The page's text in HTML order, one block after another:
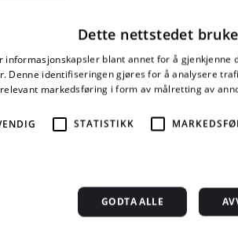
Kuldebroverdier. Isolert ringmur
Kuldebroverdier. Betongvegg mot
Kuldebroverdier. Vegg mot
Kuldebroverdier. Bindingsverk av tre
Kuldebroverdier. Bindingsverk av
Dette nettstedet
informasjonskapsler blant annet for å gjenkjenne
Denne identifiseringen gjøres for å analysere
markedsføring i form av målretting av
STATISTIKK
GODTA ALLE